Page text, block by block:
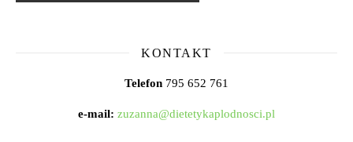
KONTAKT
Telefon 795 652 761
e-mail: zuzanna@dietetykaplodnosci.pl